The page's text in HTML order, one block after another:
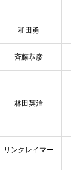
和田勇
斉藤恭彦
林田英治
リンクレイマー